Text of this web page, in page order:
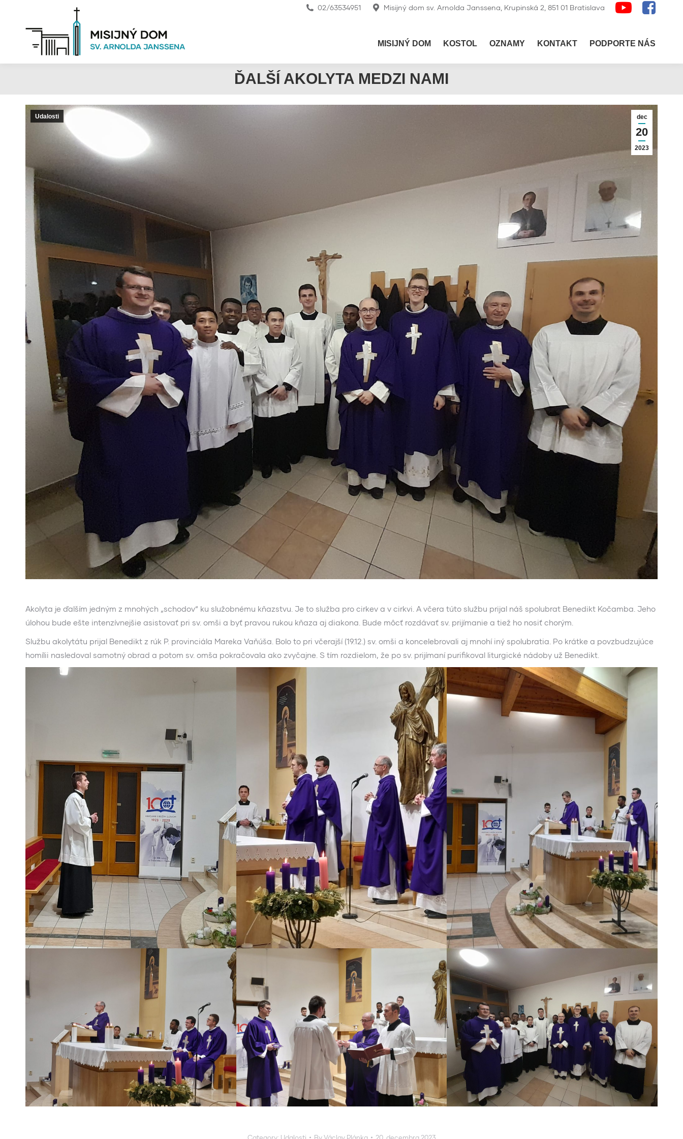
02/63534951 Misijný dom sv. Arnolda Janssena, Krupinská 2, 851 01 Bratislava
MISIJNÝ DOM KOSTOL OZNAMY KONTAKT PODPORTE NÁS
ĎALŠÍ AKOLYTA MEDZI NAMI
dec
20
2023
Udalosti
Akolyta je ďalším jedným z mnohých „schodov“ ku služobnému kňazstvu. Je to služba pro cirkev a v cirkvi. A včera túto službu prijal náš spolubrat Benedikt Kočamba. Jeho
úlohou bude ešte intenzívnejšie asistovať pri sv. omši a byť pravou rukou kňaza aj diakona. Bude môcť rozdávať sv. prijímanie a tiež ho nosiť chorým.
Službu akolytátu prijal Benedikt z rúk P. provinciála Mareka Vaňúša. Bolo to pri včerajší (19.12.) sv. omši a koncelebrovali aj mnohí iný spolubratia. Po krátke a povzbudzujúce
homílii nasledoval samotný obrad a potom sv. omša pokračovala ako zvyčajne. S tím rozdielom, že po sv. prijímaní purifikoval liturgické nádoby už Benedikt.